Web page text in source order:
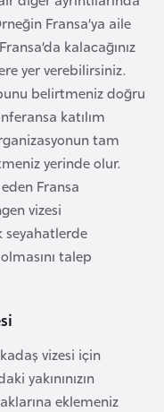
Fransa’ya aile
kalacağınız
yer verebilirsiniz.
belirtmeniz doğru
katılım
tam
yerinde olur.
Fransa
vizesi
seyahatlerde
talep
vizesi için
yakınınızın
eklemeniz